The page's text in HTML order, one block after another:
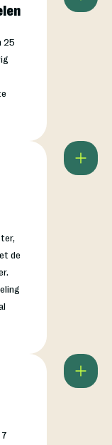
25
de